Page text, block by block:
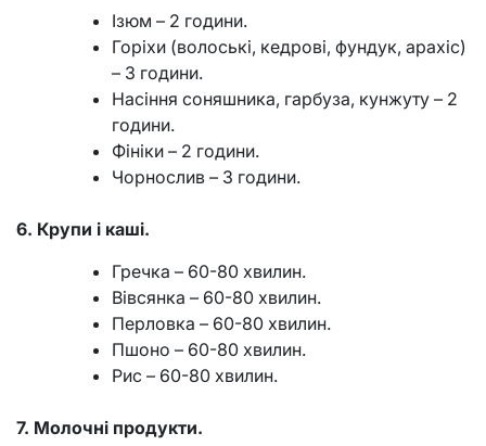
Ізюм – 2 години.
Горіхи (волоські, кедрові, фундук, арахіс)
– 3 години.
Насіння соняшника, гарбуза, кунжуту – 2
години.
Фініки – 2 години.
Чорнослив – 3 години.
6. Крупи і каші.
Гречка – 60-80 хвилин.
Вівсянка – 60-80 хвилин.
Перловка – 60-80 хвилин.
Пшоно – 60-80 хвилин.
Рис – 60-80 хвилин.
7. Молочні продукти.